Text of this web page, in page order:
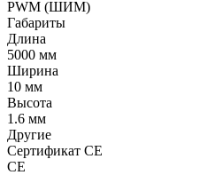
PWM (ШИМ)
Габариты
Длина
5000 мм
Ширина
10 мм
Высота
1.6 мм
Другие
Сертификат CE
CE